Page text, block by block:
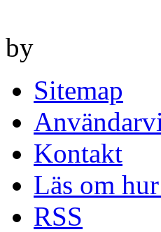
by
Sitemap
Kontakt
Läs om
RSS